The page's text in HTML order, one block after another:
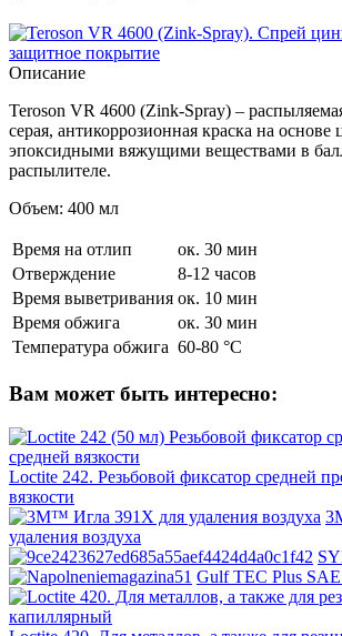
Описание
Teroson VR 4600 (Zink-Spray) –
серая, антикоррозионная краска на основе
эпоксидными вяжущими веществами в
распылителе.
Объем: 400 мл
Время на отлип
ок. 30 мин
Отверждение
8-12 часов
Время выветривания ок. 10 мин
Время обжига
ок. 30 мин
Температура обжига 60-80 °С
Вам может быть интересно:
Loctite 242. Резьбовой фиксатор средней
вязкости
удаления воздуха
Gulf TEC Plus